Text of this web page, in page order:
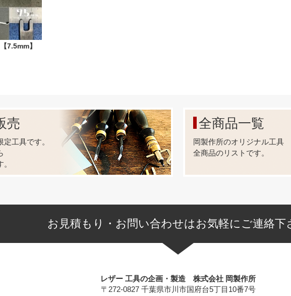
7.5mm】
売
工具です。
全商品一覧
岡製作所のオリジナル工具
全商品のリストです。
お見積もり・お問い合わせはお気軽にご連絡下
レザー 工具の企画・製造 株式会社 岡製作所
〒272-0827 千葉県市川市国府台5丁目10番7号